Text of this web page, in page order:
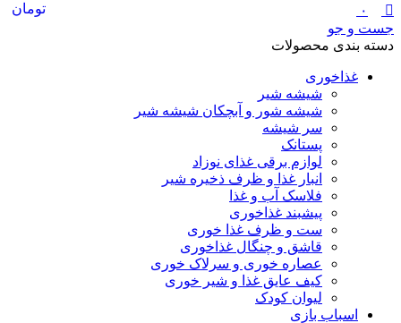
۰
تومان
جست و جو
دسته بندی محصولات
غذاخوری
شیشه شیر
شیشه ‌شور و آبچکان شیشه‌ شیر
سر شیشه
پستانک
لوازم برقی غذای نوزاد
انبار غذا و ظرف ذخیره شیر
فلاسک آب و غذا
پیشبند غذاخوری
ست و ظرف غذا خوری
قاشق و چنگال غذاخوری
عصاره خوری و سرلاک خوری
کیف عایق غذا و شیر خوری
لیوان کودک
اسباب بازی